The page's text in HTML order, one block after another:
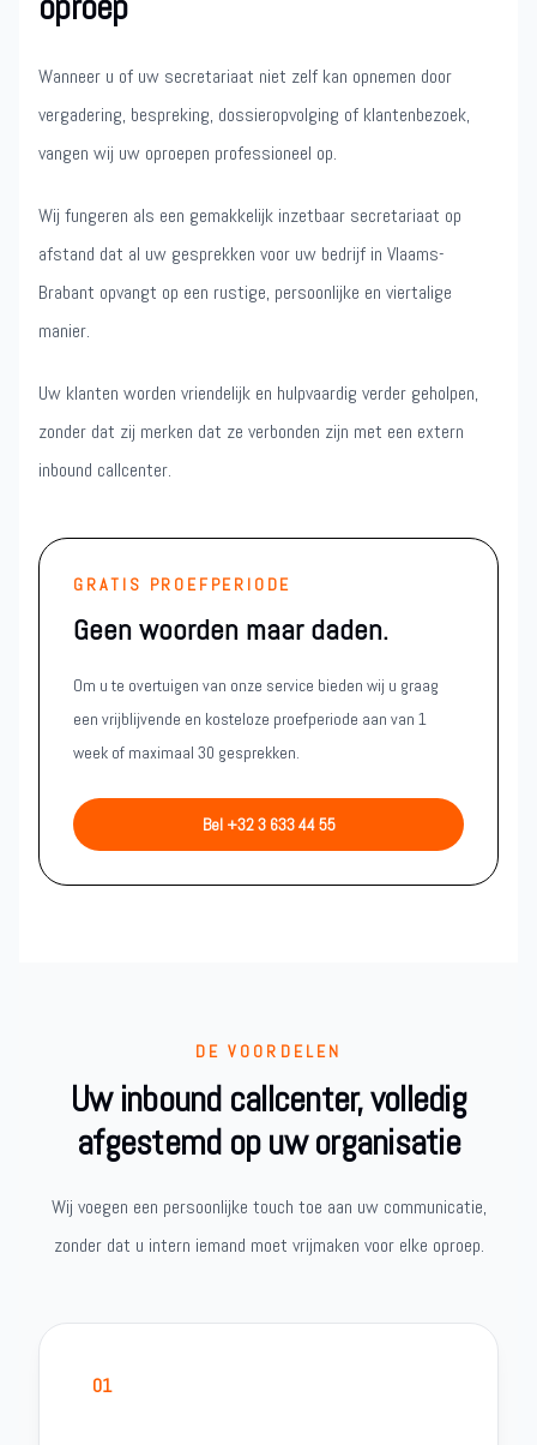
Wanneer u of uw secretariaat niet zelf kan opnemen door
vergadering, bespreking, dossieropvolging of klantenbezoek,
vangen wij uw oproepen professioneel op.
Wij fungeren als een gemakkelijk inzetbaar secretariaat op
afstand dat al uw gesprekken voor uw bedrijf in Vlaams-
Brabant opvangt op een rustige, persoonlijke en viertalige
manier.
Uw klanten worden vriendelijk en hulpvaardig verder geholpen,
zonder dat zij merken dat ze verbonden zijn met een extern
inbound callcenter.
GRATIS PROEFPERIODE
Geen woorden maar daden.
Om u te overtuigen van onze service bieden wij u graag
een vrijblijvende en kosteloze proefperiode aan van 1
week of maximaal 30 gesprekken.
Bel +32 3 633 44 55
DE VOORDELEN
Uw inbound callcenter, volledig
afgestemd op uw organisatie
Wij voegen een persoonlijke touch toe aan uw communicatie,
zonder dat u intern iemand moet vrijmaken voor elke oproep.
01